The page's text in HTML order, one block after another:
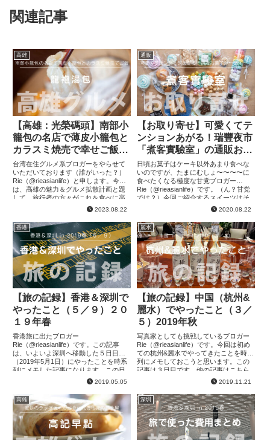
関連記事
高雄
【高雄：光榮碼頭】南部小
籠包の名店で薄皮小籠包と
カラスミ焼売で幸せご飯
「龍袍湯包」
台湾在住グルメ系ブロガーをやらせて
いただいております（誰がいった？）
Rie（@rieasianlife）と申します。今回
は、高雄の魅力＆グルメ拡散計画と題
して、旅行者の方々がこれを食べに高
雄に来たいいいい！と思うようなとこ
2023.08.22
通販
【お取り寄せ】可愛くてテ
ンションあがる！瑞豐夜市
「煮客實驗室」の通販お菓
子パーティー！
日頃お菓子はケーキ以外あまり食べな
いのですが、たまにむしょ〜〜〜〜に
食べたくなる極度な甘党ブロガー
Rie（@rieasianlife）です。（ん？甘党
では？）今回ご紹介するスイーツはそ
んな爆買い根性が爆上がりしたので、
2020.08.22
香港
【旅の記録】香港＆深圳で
やったこと（５／９）２０
１９年春
香港旅に出たブロガー
Rie（@rieasianlife）です。この記事
は、いよいよ深圳へ移動した５日目
（2019年5月1日）にやったことを時系
列にメモした記事になります。この日
はいよいよ香港から深センへ移動しま
2019.05.05
麗水
【旅の記録】中国（杭州&
麗水）でやったこと（３／
５）2019年秋
写真家としても挑戦しているブロガー
Rie（@rieasianlife）です。今回は初め
ての杭州&麗水でやってきたことを時系
列にメモしておこうと思います。この
記事は３日目です。他の記事はこちら
【旅の記録】中国（杭州&麗水）でやっ
2019.11.21
高雄 深圳